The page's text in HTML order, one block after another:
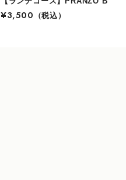
¥3,500
（税込）